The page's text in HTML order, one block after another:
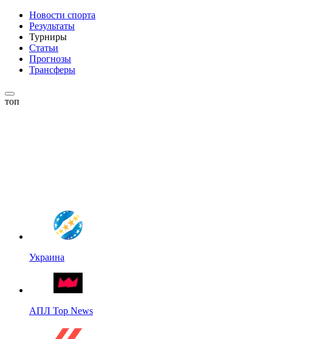
Новости спорта
Результаты
Турниры
Статьи
Прогнозы
Трансферы
топ
Украина
АПЛ Top News